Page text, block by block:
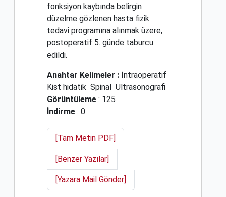
fonksiyon kaybında belirgin
düzelme gözlenen hasta fizik
tedavi programına alınmak üzere,
postoperatif 5. günde taburcu
edildi.
Anahtar Kelimeler : İntraoperatif
Kist hidatik Spinal
Ultrasonografi
Görüntüleme : 125
İndirme : 0
[Tam Metin PDF]
[Benzer Yazılar]
[Yazara Mail Gönder]